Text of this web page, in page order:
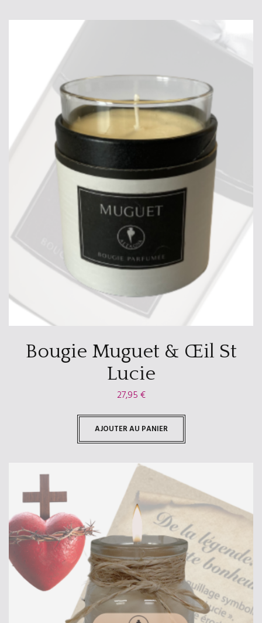
Bougie Muguet & Œil St
Lucie
27,95€
AJOUTER AU PANIER